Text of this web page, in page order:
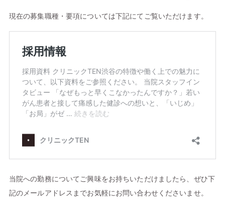
現在の募集職種・要項については下記にてご覧いただけます。
当院への勤務についてご興味をお持ちいただけましたら、ぜひ下
記のメールアドレスまでお気軽にお問い合わせくださいませ。